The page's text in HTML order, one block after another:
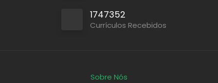
1747352
Currículos Recebidos
Sobre Nós